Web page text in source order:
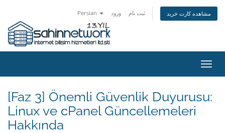
Persian ورود ثبت نام مشاهده کارت خرید
تغییر
[Faz 3] Önemli Güvenlik Duyurusu:
Linux ve cPanel Güncellemeleri
Hakkında